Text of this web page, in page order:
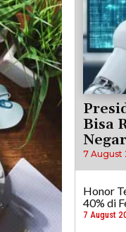
Bisa
7 August
Honor
40% di
7 August